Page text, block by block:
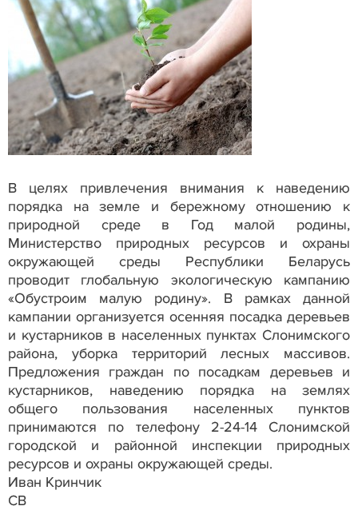
В целях привлечения внимания к наведению
порядка на земле и бережному отношению к
природной среде в Год малой родины,
Министерство природных ресурсов и охраны
окружающей среды Республики Беларусь
проводит глобальную экологическую кампанию
«Обустроим малую родину». В рамках данной
кампании организуется осенняя посадка деревьев
и кустарников в населенных пунктах Слонимского
района, уборка территорий лесных массивов.
Предложения граждан по посадкам деревьев и
кустарников, наведению порядка на землях
общего пользования населенных пунктов
принимаются по телефону 2-24-14 Слонимской
городской и районной инспекции природных
ресурсов и охраны окружающей среды.
Иван Кринчик
СВ